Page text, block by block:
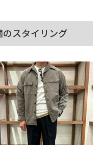
のスタイリング